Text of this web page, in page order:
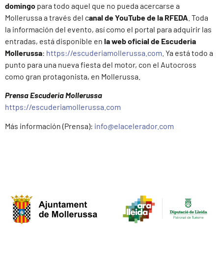
domingo para todo aquel que no pueda acercarse a
Mollerussa a través del canal de YouTube de la RFEDA . Toda
la información del evento, así como el portal para adquirir las
entradas, está disponible en la web oficial de Escuderia
Mollerussa: https://escuderiamollerussa.com . Ya está todo a
punto para una nueva fiesta del motor, con el Autocross
como gran protagonista, en Mollerussa.
Prensa Escuderia Mollerussa
https://escuderiamollerussa.com
Más información (Prensa): info@elacelerador.com